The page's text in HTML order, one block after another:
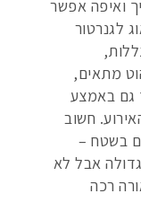
ואיפה אפשר
לגנרטור
מתאים,
גם באמצע
חשוב
בשטח –
אבל לא
רכה